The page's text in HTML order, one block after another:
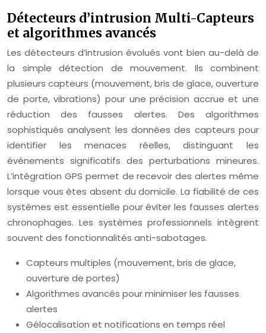
Détecteurs d’intrusion Multi-Capteurs
et algorithmes avancés
Les détecteurs d’intrusion évolués vont bien au-delà de
la simple détection de mouvement. Ils combinent
plusieurs capteurs (mouvement, bris de glace, ouverture
de porte, vibrations) pour une précision accrue et une
réduction des fausses alertes. Des algorithmes
sophistiqués analysent les données des capteurs pour
identifier les menaces réelles, distinguant les
événements significatifs des perturbations mineures.
L’intégration GPS permet de recevoir des alertes même
lorsque vous êtes absent du domicile. La fiabilité de ces
systèmes est essentielle pour éviter les fausses alertes
chronophages. Les systèmes professionnels intègrent
souvent des fonctionnalités anti-sabotages.
Capteurs multiples (mouvement, bris de glace,
ouverture de portes)
Algorithmes avancés pour minimiser les fausses
alertes
Gélocalisation et notifications en temps réel